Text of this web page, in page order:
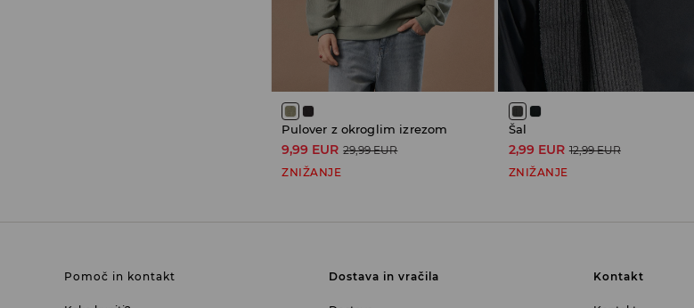
Pulover z okroglim izrezom
9,99 EUR 29,99 EUR
ZNIŽANJE
Šal
2,99 EUR 12,99 EUR
ZNIŽANJE
Pomoč in kontakt Dostava in vračila Kontakt